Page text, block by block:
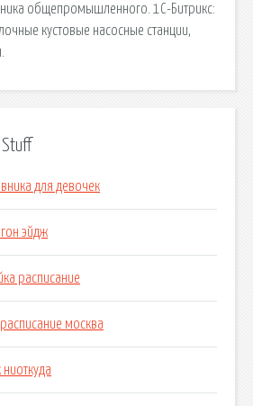
общепромышленного. 1С-Битрикс:
кустовые насосные станции,
Stuff
для девочек
эйдж
расписание
москва